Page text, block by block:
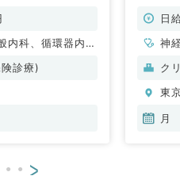
内科、循環器内
、消化器内科、内
、膠原病科
診療)
日
神
科
内
ク
東
月
>